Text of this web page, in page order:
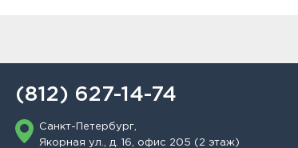
(812) 627-14-74
Санкт-Петербург,
Якорная ул., д. 16, офис 205 (2 этаж)